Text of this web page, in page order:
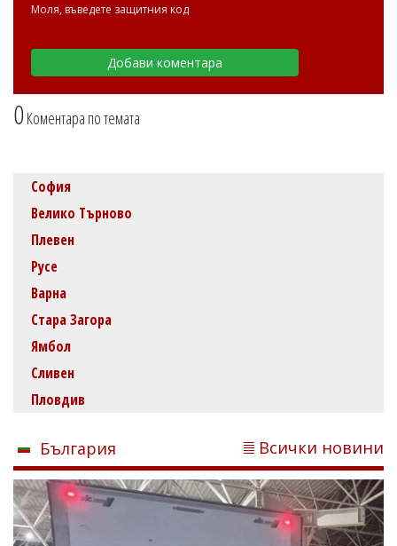
0Коментара по темата
Моля, въведете защитния код
София
Велико Търново
Плевен
Русе
Варна
Стара Загора
Ямбол
Сливен
Пловдив
България Всички новини